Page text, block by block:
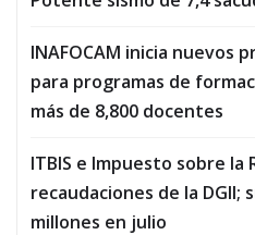
INAFOCAM inicia nuevos
para programas de
más de 8,800 docentes
ITBIS e Impuesto sobre la
recaudaciones de la DGII;
millones en julio